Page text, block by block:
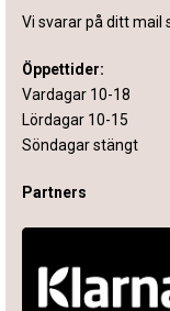
Vi svarar på ditt mail
Öppettider:
Vardagar 10-18
Lördagar 10-15
Söndagar stängt
Partners